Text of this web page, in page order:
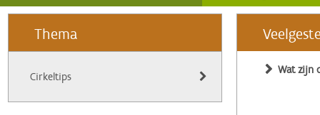
Thema
Cirkeltips
Wat zijn